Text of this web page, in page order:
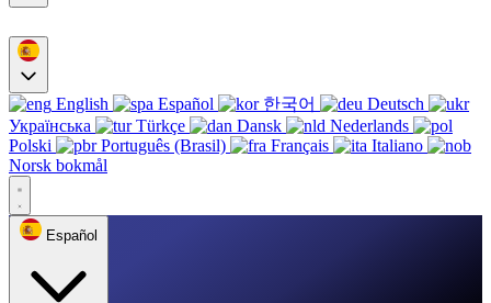
English Español 한국어
Deutsch
Українська
Türkçe Dansk
Nederlands
Polski
Português (Brasil) Français
Italiano
Norsk bokmål
Español